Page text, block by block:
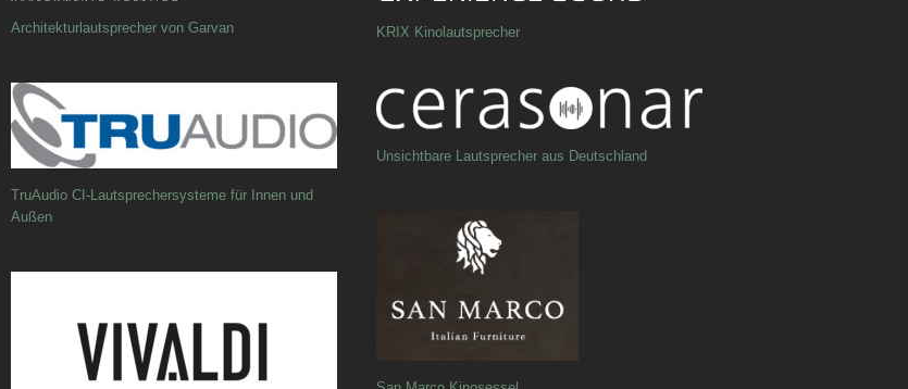
Architekturlautsprecher von Garvan
TruAudio CI-Lautsprechersysteme für Innen und
Außen
KRIX Kinolautsprecher
Unsichtbare Lautsprecher aus Deutschland